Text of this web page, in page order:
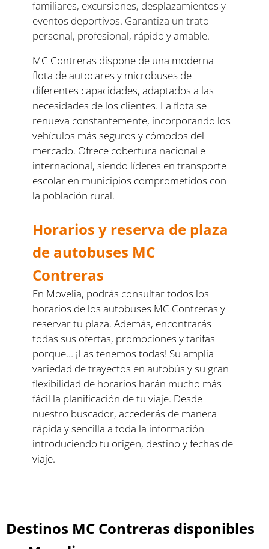
familiares, excursiones, desplazamientos y
eventos deportivos. Garantiza un trato
personal, profesional, rápido y amable.
MC Contreras dispone de una moderna
flota de autocares y microbuses de
diferentes capacidades, adaptados a las
necesidades de los clientes. La flota se
renueva constantemente, incorporando los
vehículos más seguros y cómodos del
mercado. Ofrece cobertura nacional e
internacional, siendo líderes en transporte
escolar en municipios comprometidos con
la población rural.
Horarios y reserva de plaza
de autobuses MC
Contreras
En Movelia, podrás consultar todos los
horarios de los autobuses MC Contreras y
reservar tu plaza. Además, encontrarás
todas sus ofertas, promociones y tarifas
porque… ¡Las tenemos todas! Su amplia
variedad de trayectos en autobús y su gran
flexibilidad de horarios harán mucho más
fácil la planificación de tu viaje. Desde
nuestro buscador, accederás de manera
rápida y sencilla a toda la información
introduciendo tu origen, destino y fechas de
viaje.
Destinos MC Contreras disponibles